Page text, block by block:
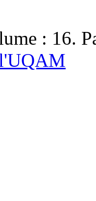
: 16.